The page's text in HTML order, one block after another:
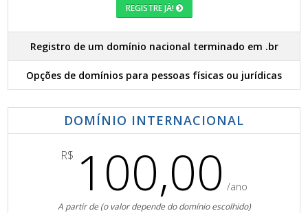
REGISTRE JÁ!
Registro de um domínio nacional terminado em .br
Opções de domínios para pessoas físicas ou jurídicas
DOMÍNIO INTERNACIONAL
R$ 100,00 /ano
A partir de (o valor depende do domínio escolhido)